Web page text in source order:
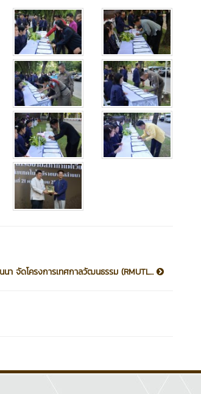
นา จัดโครงการเทศกาลวัฒนธรรม (RMUTL...